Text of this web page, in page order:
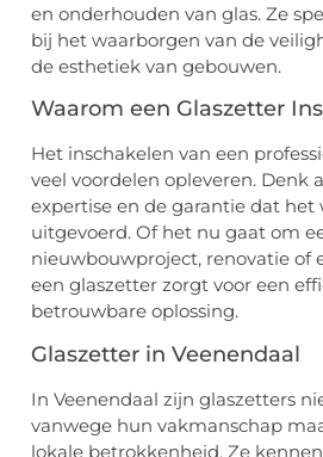
en onderhouden van glas. Ze
bij het waarborgen van de
de esthetiek van gebouwen.
Waarom een Glaszetter
Het inschakelen van een
veel voordelen opleveren. Denk
expertise en de garantie dat
uitgevoerd. Of het nu gaat om
nieuwbouwproject, renovatie of
een glaszetter zorgt voor een
betrouwbare oplossing.
Glaszetter in Veenendaal
In Veenendaal zijn glaszetters
vanwege hun vakmanschap
lokale betrokkenheid. Ze